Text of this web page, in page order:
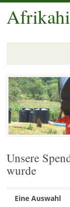
Zum
Inhalt
springen
Unsere
wurde
Eine Auswahl